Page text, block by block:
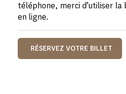
téléphone, merci d’utiliser
en ligne.
RÉSERVEZ VOTRE BILLET